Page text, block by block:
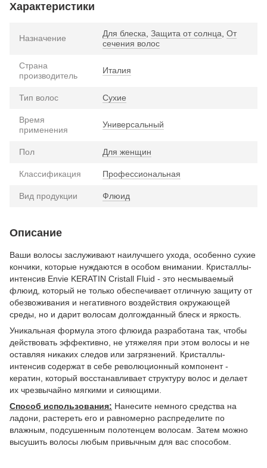
Характеристики
Назначение Для блеска, Защита от солнца, От
сечения волос
Страна
производитель
Италия
Тип волос Сухие
Время
применения
Универсальный
Пол Для женщин
Классификация Профессиональная
Вид продукции Флюид
Описание
Ваши волосы заслуживают наилучшего ухода, особенно сухие
кончики, которые нуждаются в особом внимании. Кристаллы-
интенсив Envie KERATIN Cristall Fluid - это несмываемый
флюид, который не только обеспечивает отличную защиту от
обезвоживания и негативного воздействия окружающей
среды, но и дарит волосам долгожданный блеск и яркость.
Уникальная формула этого флюида разработана так, чтобы
действовать эффективно, не утяжеляя при этом волосы и не
оставляя никаких следов или загрязнений. Кристаллы-
интенсив содержат в себе революционный компонент -
кератин, который восстанавливает структуру волос и делает
их чрезвычайно мягкими и сияющими.
Способ использования: Нанесите немного средства на
ладони, растереть его и равномерно распределите по
влажным, подсушенным полотенцем волосам. Затем можно
высушить волосы любым привычным для вас способом.